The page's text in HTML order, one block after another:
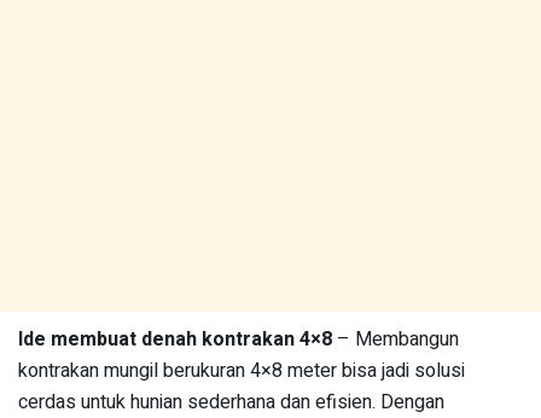
Ide membuat denah kontrakan 4×8 – Membangun
kontrakan mungil berukuran 4×8 meter bisa jadi solusi
cerdas untuk hunian sederhana dan efisien. Dengan